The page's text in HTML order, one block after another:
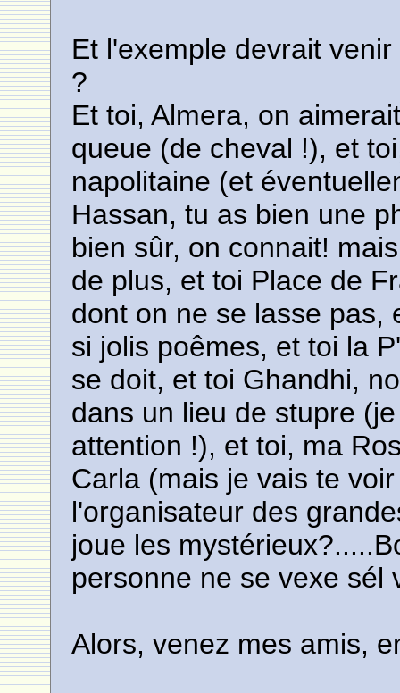
Et l'exemple devrait
?
Et toi, Almera, on
queue (de cheval !), et
napolitaine (et
Hassan, tu as bien une
bien sûr, on connait!
de plus, et toi Place de
dont on ne se lasse pas,
si jolis poêmes, et toi la
se doit, et toi Ghandhi,
dans un lieu de stupre
attention !), et toi, ma
Carla (mais je vais te
l'organisateur des
joue les
personne ne se vexe sél
Alors, venez mes amis,